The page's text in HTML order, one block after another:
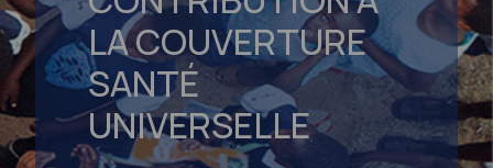
LA COUVERTURE
SANTÉ
UNIVERSELLE